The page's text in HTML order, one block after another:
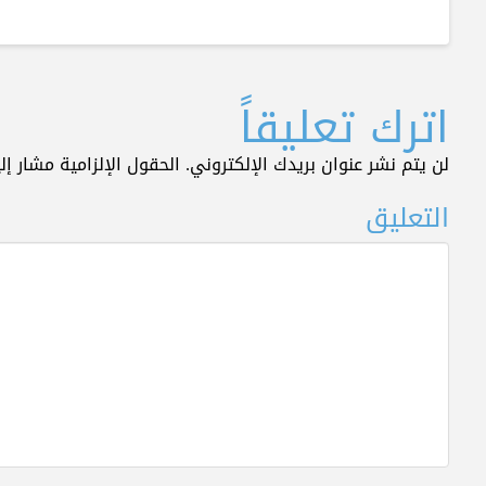
اترك تعليقاً
لن يتم نشر عنوان بريدك الإلكتروني. الحقول الإلزامية مشار
التعليق